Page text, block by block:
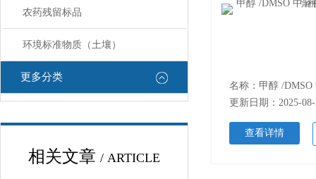
农药残留标品
环境标准物质（土壤）
更多分类
相关文章 / ARTICLE
更新日期：2025-
查看详情